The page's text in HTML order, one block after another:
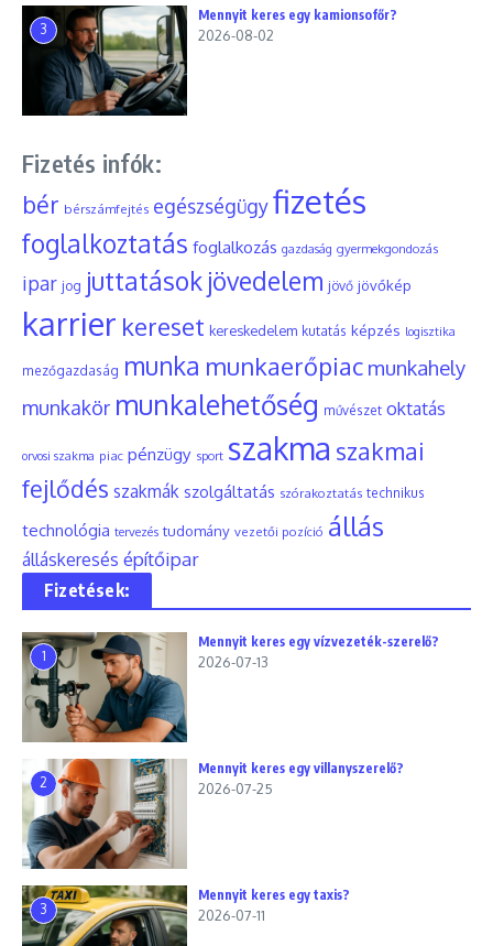
3
Mennyit keres egy kamionsofőr?
2026-08-02
Fizetés infók:
bér bérszámfejtés egészségügyfizetés
foglalkoztatás foglalkozás gazdaság gyermekgondozás
ipar jog juttatások jövedelem jövő jövőkép
karrier kereset kereskedelem kutatás képzés logisztika
mezőgazdaság munka munkaerőpiac munkahely
munkakör munkalehetőség művészet oktatás
orvosi szakma piac pénzügy sport szakma szakmai
fejlődés szakmák szolgáltatás szórakoztatás technikus
technológia tervezés tudomány vezetői pozíció állás
álláskeresés építőipar
Fizetések:
1
Mennyit keres egy vízvezeték-szerelő?
2026-07-13
2
Mennyit keres egy villanyszerelő?
2026-07-25
3
Mennyit keres egy taxis?
2026-07-11